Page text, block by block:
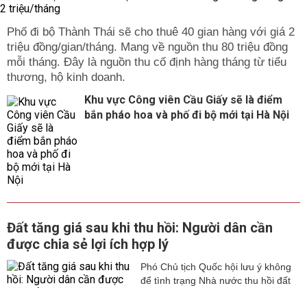
Phố đi bộ Thành Thái sẽ cho thuê 40 gian hàng với giá 2
triệu đồng/gian/tháng. Mang về nguồn thu 80 triệu đồng
mỗi tháng. Đây là nguồn thu cố định hàng tháng từ tiểu
thương, hộ kinh doanh.
Khu vực Công viên Cầu Giấy sẽ là điểm
bắn pháo hoa và phố đi bộ mới tại Hà Nội
Đất tăng giá sau khi thu hồi: Người dân cần
được chia sẻ lợi ích hợp lý
Phó Chủ tịch Quốc hội lưu ý không
để tình trạng Nhà nước thu hồi đất